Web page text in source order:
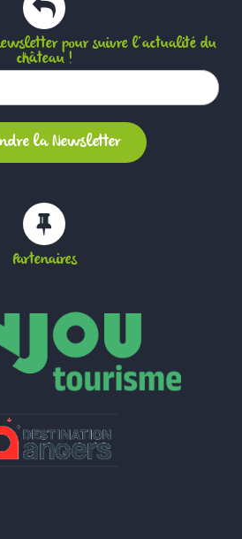
pour suivre l’actualité du
château !
Partenaires